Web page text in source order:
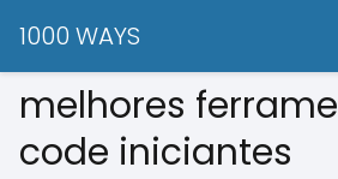
1000 WAYS
melhores
code iniciantes